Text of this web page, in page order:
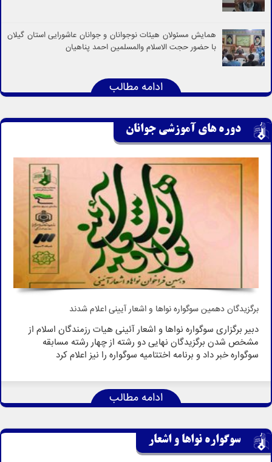
همایش مسئولان هیئات نوجوانان و جوانان عاشورایی استان گیلان
با حضور حجت الاسلام والمسلمین احمد پناهیان
ادامه مطالب
دوره های آموزشی جوانان
برگزیدگان دهمین سوگواره نواها و اشعار آیینی اعلام شدند
دبیر برگزاری سوگواره نواها و اشعار آئینی هیات رزمندگان اسلام از
مشخص شدن برگزیدگان نهایی دو رشته از چهار رشته مسابقه
سوگواره خبر داد و برنامه اختتامیه سوگواره را نیز اعلام کرد
ادامه مطالب
سوگواره نواها و اشعار